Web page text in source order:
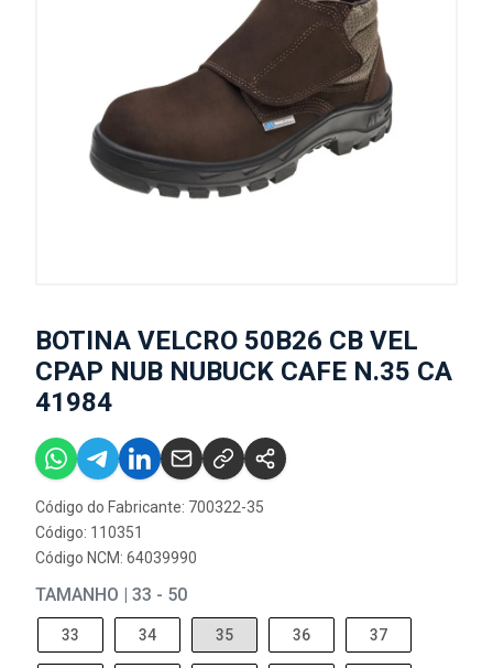
BOTINA VELCRO 50B26 CB VEL
CPAP NUB NUBUCK CAFE N.35 CA
41984
Código do Fabricante: 700322-35
Código: 110351
Código NCM: 64039990
TAMANHO | 33 - 50
33 34 35 36 37